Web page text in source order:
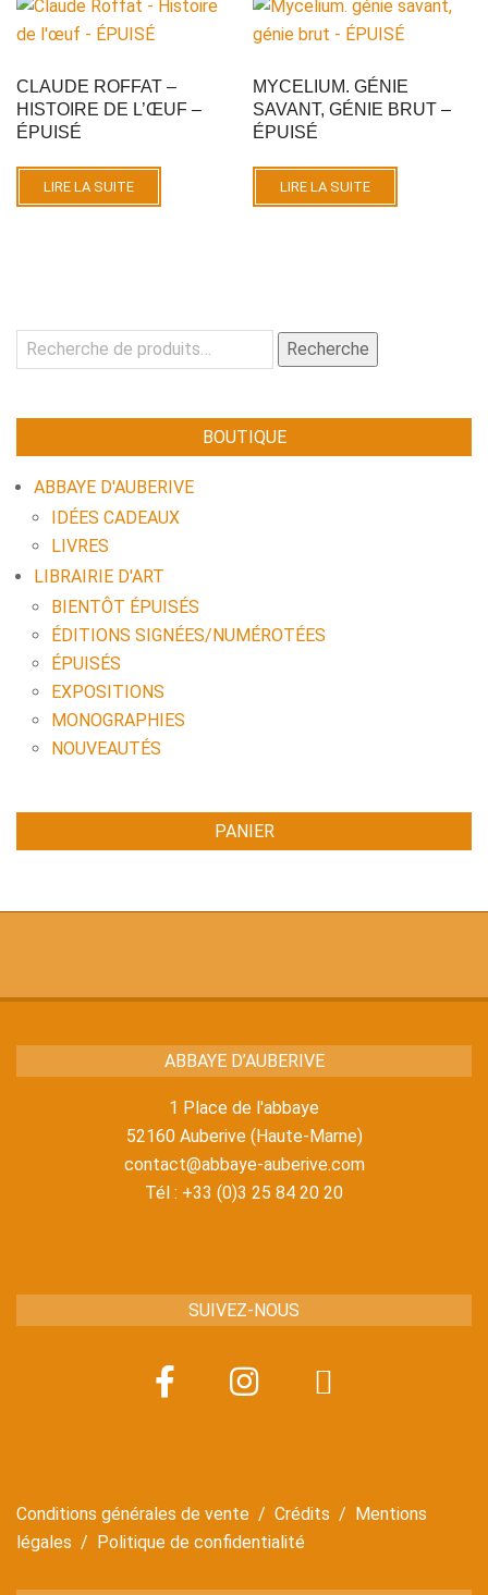
CLAUDE ROFFAT –
HISTOIRE DE L’ŒUF –
ÉPUISÉ
LIRE LA SUITE
MYCELIUM. GÉNIE
SAVANT, GÉNIE BRUT –
ÉPUISÉ
LIRE LA SUITE
Recherche
pour :
Recherche
BOUTIQUE
ABBAYE D'AUBERIVE
IDÉES CADEAUX
LIVRES
LIBRAIRIE D'ART
BIENTÔT ÉPUISÉS
ÉDITIONS SIGNÉES/NUMÉROTÉES
ÉPUISÉS
EXPOSITIONS
MONOGRAPHIES
NOUVEAUTÉS
PANIER
ABBAYE D’AUBERIVE
1 Place de l'abbaye
52160 Auberive (Haute-Marne)
contact@abbaye-auberive.com
Tél : +33 (0)3 25 84 20 20
SUIVEZ-NOUS
Conditions générales de vente / Crédits /
Mentions
légales / Politique de confidentialité